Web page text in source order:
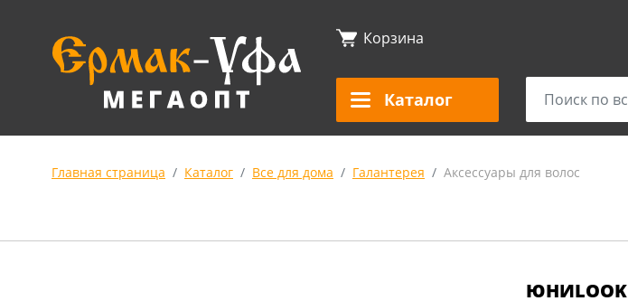
Корзина
Каталог
Главная страница Каталог Все для дома Галантерея Аксессуары для волос
ЮНИLOOK